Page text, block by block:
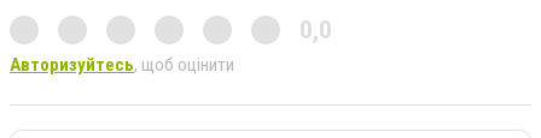
0,0
Авторизуйтесь, щоб оцінити